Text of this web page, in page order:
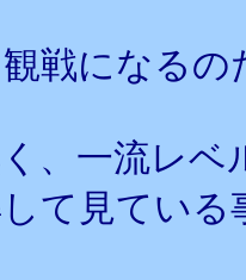
戦になるの
、一流レ
て見てい